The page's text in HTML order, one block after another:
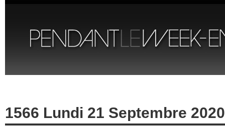
1566 Lundi 21 Septembre 2020